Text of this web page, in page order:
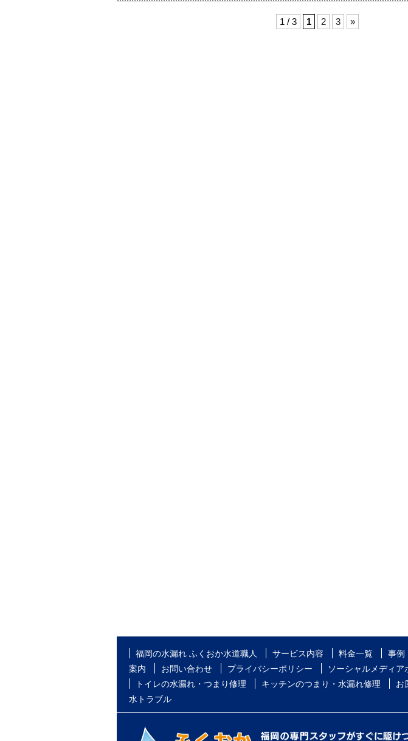
1 / 3 1 2 3 »
福岡の水漏れ ふくおか水道職人 サービス内容 料金一覧 事例
案内
お問い合わせ プライバシーポリシー
ソーシャルメディア
トイレの水漏れ・つまり修理
キッチンのつまり・水漏れ修理 お
水トラブル